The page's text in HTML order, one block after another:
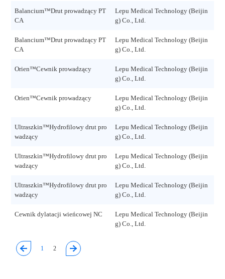
Balancium™Drut prowadzący PT
CA
Lepu Medical Technology (Beijin
g) Co., Ltd.
Balancium™Drut prowadzący PT
CA
Lepu Medical Technology (Beijin
g) Co., Ltd.
Orien™Cewnik prowadzący
Lepu Medical Technology (Beijin
g) Co., Ltd.
Orien™Cewnik prowadzący
Lepu Medical Technology (Beijin
g) Co., Ltd.
Ultraszkin™Hydrofilowy drut pro
wadzący
Lepu Medical Technology (Beijin
g) Co., Ltd.
Ultraszkin™Hydrofilowy drut pro
wadzący
Lepu Medical Technology (Beijin
g) Co., Ltd.
Ultraszkin™Hydrofilowy drut pro
wadzący
Lepu Medical Technology (Beijin
g) Co., Ltd.
Cewnik dylatacji wieńcowej NC
Lepu Medical Technology (Beijin
g) Co., Ltd.
1 2